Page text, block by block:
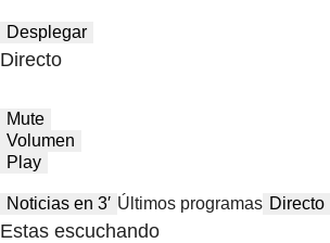
Desplegar
Directo
Mute
Volumen
Play
Noticias en 3′ Últimos programas Directo
Estas escuchando